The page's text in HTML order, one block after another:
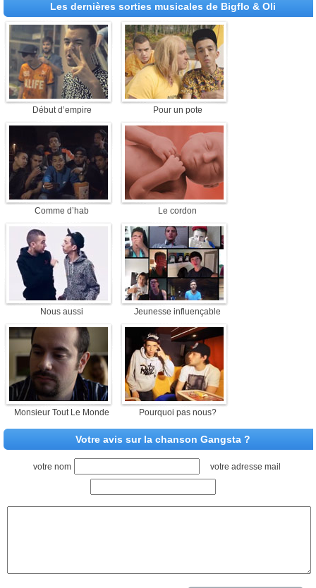
Les dernières sorties musicales de Bigflo & Oli
Début d’empire Pour un pote
Comme d’hab Le cordon
Nous aussi Jeunesse influençable
Monsieur Tout Le Monde Pourquoi pas nous?
Votre avis sur la chanson Gangsta ?
votre nom votre adresse mail